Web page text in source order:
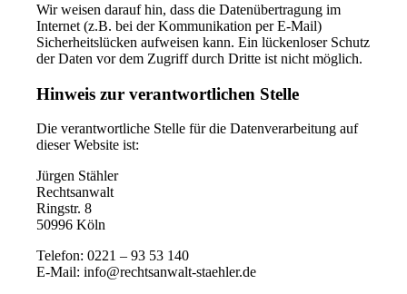
Wir weisen darauf hin, dass die Datenübertragung im
Internet (z.B. bei der Kommunikation per E-Mail)
Sicherheitslücken aufweisen kann. Ein lückenloser Schutz
der Daten vor dem Zugriff durch Dritte ist nicht möglich.
Hinweis zur verantwortlichen Stelle
Die verantwortliche Stelle für die Datenverarbeitung auf
dieser Website ist:
Jürgen Stähler
Rechtsanwalt
Ringstr. 8
50996 Köln
Telefon: 0221 – 93 53 140
E-Mail: info@rechtsanwalt-staehler.de